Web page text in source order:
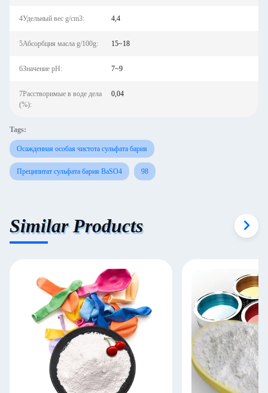
4Удельный вес g/cm3: 4,4
5Абсорбция масла g/100g: 15~18
6Значение pH: 7~9
7Расстворимые в воде дела
(%):
0,04
Tags:
Осажденная особая чистота сульфата бария
Преципитат сульфата бария BaSO4 98
Similar Products